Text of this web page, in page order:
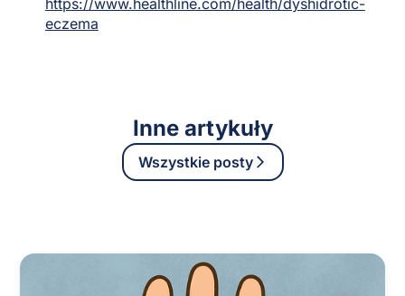
https://www.healthline.com/health/dyshidrotic-
eczema
Inne artykuły
Wszystkie posty